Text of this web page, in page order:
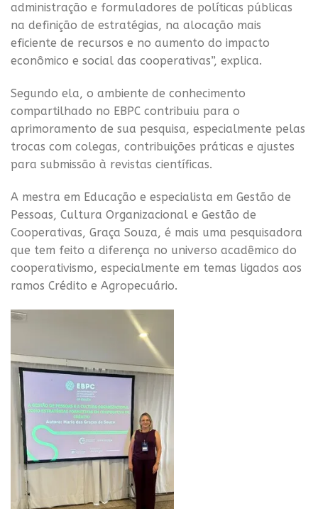
administração e formuladores de políticas públicas
na definição de estratégias, na alocação mais
eficiente de recursos e no aumento do impacto
econômico e social das cooperativas”, explica.
Segundo ela, o ambiente de conhecimento
compartilhado no EBPC contribuiu para o
aprimoramento de sua pesquisa, especialmente pelas
trocas com colegas, contribuições práticas e ajustes
para submissão à revistas científicas.
A mestra em Educação e especialista em Gestão de
Pessoas, Cultura Organizacional e Gestão de
Cooperativas, Graça Souza, é mais uma pesquisadora
que tem feito a diferença no universo acadêmico do
cooperativismo, especialmente em temas ligados aos
ramos Crédito e Agropecuário.